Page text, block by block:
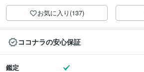
お気に入り(137)
ココナラの安心保証
鑑定